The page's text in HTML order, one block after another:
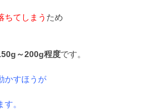
ちてしまう ため
～200g程度です。
かすほうが
。